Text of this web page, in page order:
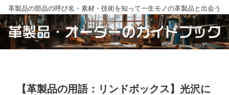
革製品の部品の呼び名・素材・技術を知って一生モノの革製品と出会う
【革製品の用語：リンドボックス】光沢に